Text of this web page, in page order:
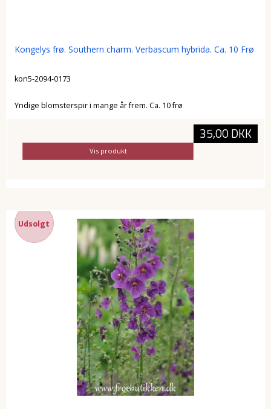
Kongelys frø. Southern charm. Verbascum hybrida. Ca. 10 Frø
kon5-2094-0173
Yndige blomsterspir i mange år frem. Ca. 10 frø
35,00 DKK
Vis produkt
Udsolgt